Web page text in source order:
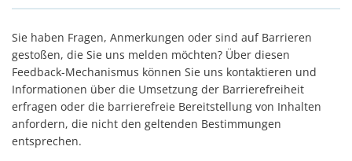
Sie haben Fragen, Anmerkungen oder sind auf Barrieren
gestoßen, die Sie uns melden möchten? Über diesen
Feedback-Mechanismus können Sie uns kontaktieren und
Informationen über die Umsetzung der Barrierefreiheit
erfragen oder die barrierefreie Bereitstellung von Inhalten
anfordern, die nicht den geltenden Bestimmungen
entsprechen.